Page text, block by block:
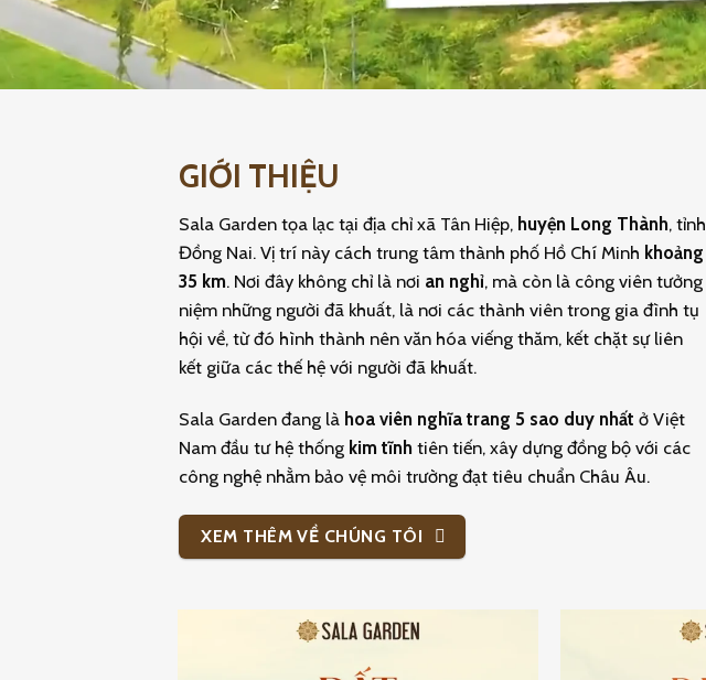
GIỚI THIỆU
Sala Garden tọa lạc tại địa chỉ xã Tân Hiệp, huyện Long Thành, tỉnh
Đồng Nai. Vị trí này cách trung tâm thành phố Hồ Chí Minh khoảng
35 km. Nơi đây không chỉ là nơi an nghỉ, mà còn là công viên tưởng
niệm những người đã khuất, là nơi các thành viên trong gia đình tụ
hội về, từ đó hình thành nên văn hóa viếng thăm, kết chặt sự liên
kết giữa các thế hệ với người đã khuất.
Sala Garden đang là hoa viên nghĩa trang 5 sao duy nhất ở Việt
Nam đầu tư hệ thống kim tĩnh tiên tiến, xây dựng đồng bộ với các
công nghệ nhằm bảo vệ môi trường đạt tiêu chuẩn Châu Âu.
XEM THÊM VỀ CHÚNG TÔI